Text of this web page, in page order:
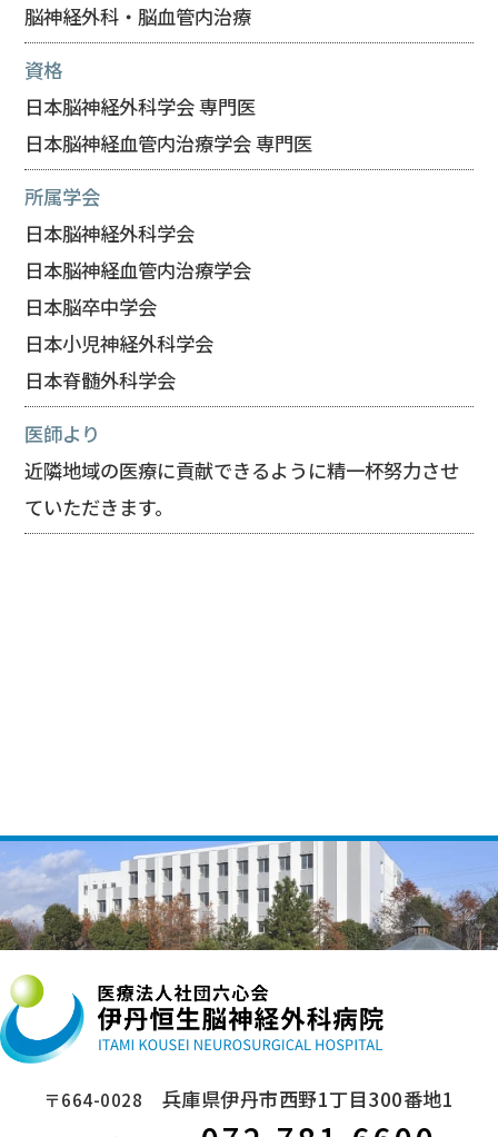
脳神経外科・脳血管内治療
資格
日本脳神経外科学会 専門医
日本脳神経血管内治療学会 専門医
所属学会
日本脳神経外科学会
日本脳神経血管内治療学会
日本脳卒中学会
日本小児神経外科学会
日本脊髄外科学会
医師より
近隣地域の医療に貢献できるように精一杯努力させ
ていただきます。
〒664-0028 兵庫県伊丹市西野1丁目300番地1